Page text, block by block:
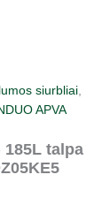
siurbliai,
APVA
185L talpa